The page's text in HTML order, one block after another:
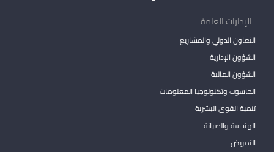
الإدارات العامة
التعاون الدولي والمشاريع
الشؤون الإدارية
الشؤون المالية
الحاسوب وتكنولوجيا المعلومات
تنمية القوى البشرية
الهندسة والصيانة
التمريض